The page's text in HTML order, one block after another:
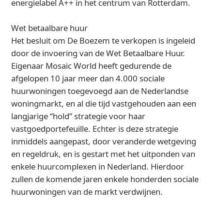
energielabel A++ in het centrum van Rotterdam.
Wet betaalbare huur
Het besluit om De Boezem te verkopen is ingeleid
door de invoering van de Wet Betaalbare Huur.
Eigenaar Mosaic World heeft gedurende de
afgelopen 10 jaar meer dan 4.000 sociale
huurwoningen toegevoegd aan de Nederlandse
woningmarkt, en al die tijd vastgehouden aan een
langjarige “hold” strategie voor haar
vastgoedportefeuille. Echter is deze strategie
inmiddels aangepast, door veranderde wetgeving
en regeldruk, en is gestart met het uitponden van
enkele huurcomplexen in Nederland. Hierdoor
zullen de komende jaren enkele honderden sociale
huurwoningen van de markt verdwijnen.